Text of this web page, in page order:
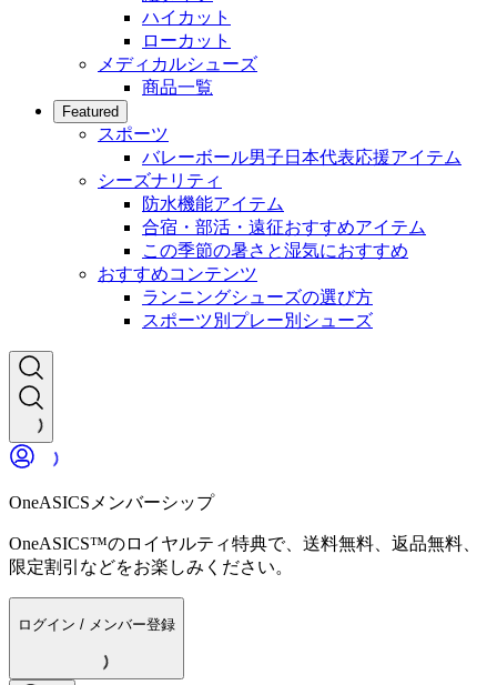
ハイカット
ローカット
メディカルシューズ
商品一覧
Featured
スポーツ
バレーボール男子日本代表応援アイテム
シーズナリティ
防水機能アイテム
合宿・部活・遠征おすすめアイテム
この季節の暑さと湿気におすすめ
おすすめコンテンツ
ランニングシューズの選び方
スポーツ別プレー別シューズ
OneASICSメンバーシップ
OneASICS™のロイヤルティ特典で、送料無料、返品無料、
限定割引などをお楽しみください。
ログイン / メンバー登録